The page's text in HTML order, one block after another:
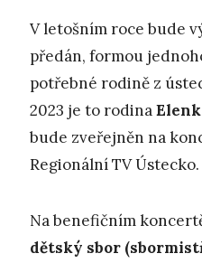
V letošním roce bude
předán, formou
potřebné rodině z
2023 je to rodina
bude zveřejněn na
Regionální TV Ústecko.
Na benefičním
dětský sbor